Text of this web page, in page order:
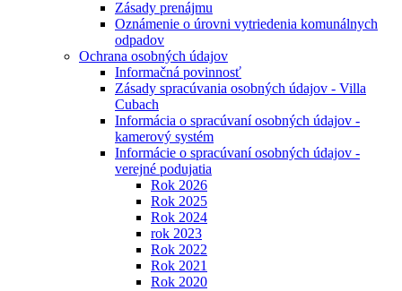
Zásady prenájmu
Oznámenie o úrovni vytriedenia komunálnych
odpadov
Ochrana osobných údajov
Informačná povinnosť
Zásady spracúvania osobných údajov - Villa
Cubach
Informácia o spracúvaní osobných údajov -
kamerový systém
Informácie o spracúvaní osobných údajov -
verejné podujatia
Rok 2026
Rok 2025
Rok 2024
rok 2023
Rok 2022
Rok 2021
Rok 2020